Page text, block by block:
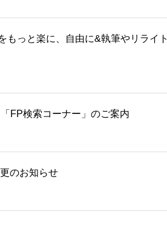
もっと楽に、自由に&執筆やリライ
FP検索コーナー」のご案内
のお知らせ